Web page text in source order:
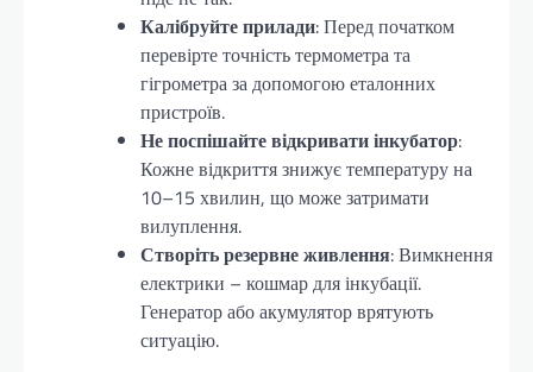
Калібруйте прилади: Перед початком
перевірте точність термометра та
гігрометра за допомогою еталонних
пристроїв.
Не поспішайте відкривати інкубатор:
Кожне відкриття знижує температуру на
10–15 хвилин, що може затримати
вилуплення.
Створіть резервне живлення: Вимкнення
електрики – кошмар для інкубації.
Генератор або акумулятор врятують
ситуацію.